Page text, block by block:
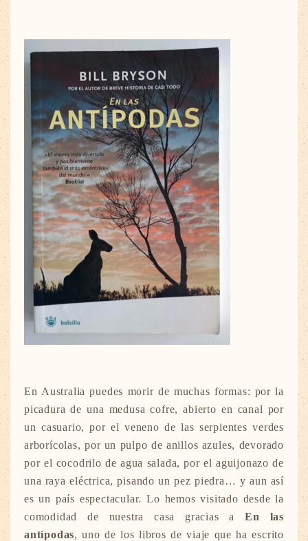
En Australia puedes morir de muchas formas: por la
picadura de una medusa cofre, abierto en canal por
un casuario, por el veneno de las serpientes verdes
arborícolas, por un pulpo de anillos azules, devorado
por el cocodrilo de agua salada, por el aguijonazo de
una raya eléctrica, pisando un pez piedra… y aun así
es un país espectacular. Lo hemos visitado desde la
comodidad de nuestra casa gracias aEn las
antípodas, uno de los libros de viaje que ha escrito